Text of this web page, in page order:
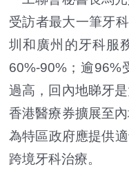
受訪者最大一筆牙
圳和廣州的牙科服
60%-90%；逾96%
過高，回內地睇牙
香港醫療券擴展至
為特區政府應提供
跨境牙科治療。